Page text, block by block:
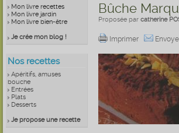
Mon livre recettes
Mon livre jardin
Mon livre bien-être
Je crée mon blog !
Nos recettes
Apéritifs, amuses
bouche
Entrées
Plats
Desserts
Je propose une recette
Bûche
Proposée par catherine
Imprimer